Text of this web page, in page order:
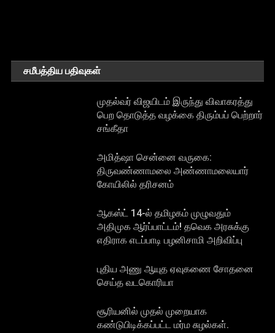
சமீபத்திய பதிவுகள்
முதல்வர் விஜயிடம் இருந்து விவாகரத்து
பெற தொடுத்த வழக்கை திரும்பப் பெற்றார்
சங்கீதா
அமித்ஷா சென்னை வருகை:
திருவண்ணாமலை அண்ணாமலையார்
கோயிலில் தரிசனம்
ஆகஸ்ட் 14-ல் தமிழகம் முழுவதும்
அதிமுக ஆர்ப்பாட்டம்! தவெக அரசுக்கு
எதிராக எடப்பாடி பழனிசாமி அறிவிப்பு
புதிய அணு ஆயுத ஏவுகணை சோதனை
செய்த வடகொரியா
சூரியனில் முதல் முறையாக
கண்டுபிடிக்கப்பட்ட மர்ம சுழல்கள்.